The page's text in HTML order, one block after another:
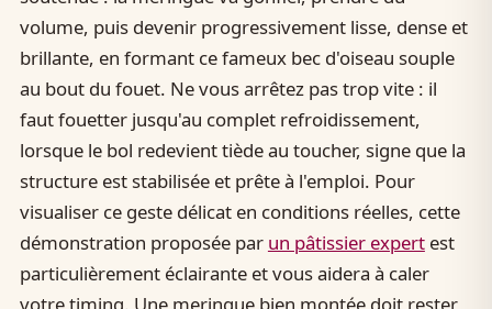
volume, puis devenir progressivement lisse, dense et
brillante, en formant ce fameux bec d'oiseau souple
au bout du fouet. Ne vous arrêtez pas trop vite : il
faut fouetter jusqu'au complet refroidissement,
lorsque le bol redevient tiède au toucher, signe que la
structure est stabilisée et prête à l'emploi. Pour
visualiser ce geste délicat en conditions réelles, cette
démonstration proposée par un pâtissier expertest
particulièrement éclairante et vous aidera à caler
votre timing. Une meringue bien montée doit rester